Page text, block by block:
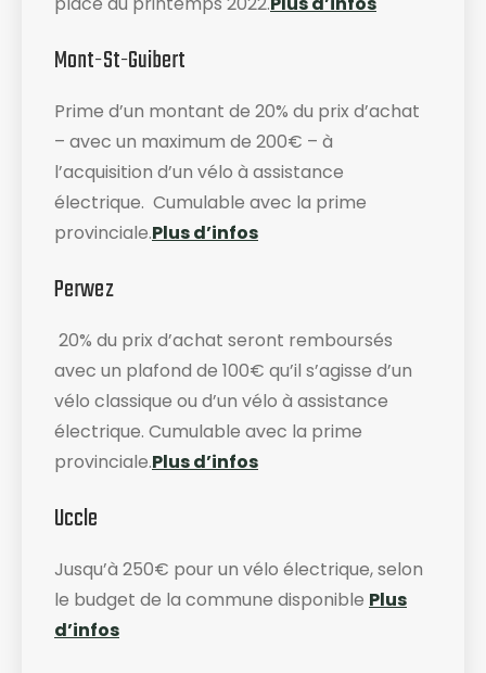
Mont-St-Guibert
Prime d’un montant de 20% du prix d’achat
– avec un maximum de 200€ – à
l’acquisition d’un vélo à assistance
électrique. Cumulable avec la prime
provinciale.Plus d’infos
Perwez
20% du prix d’achat seront remboursés
avec un plafond de 100€ qu’il s’agisse d’un
vélo classique ou d’un vélo à assistance
électrique. Cumulable avec la prime
provinciale.Plus d’infos
Uccle
Jusqu’à 250€ pour un vélo électrique, selon
le budget de la commune disponible Plus
d’infos